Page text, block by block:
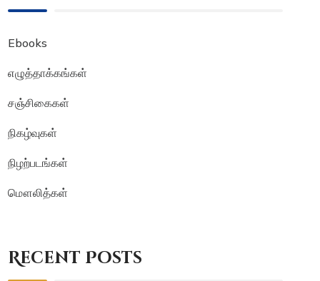
Ebooks
எழுத்தாக்கங்கள்
சஞ்சிகைகள்
நிகழ்வுகள்
நிழற்படங்கள்
மௌலித்கள்
Recent Posts